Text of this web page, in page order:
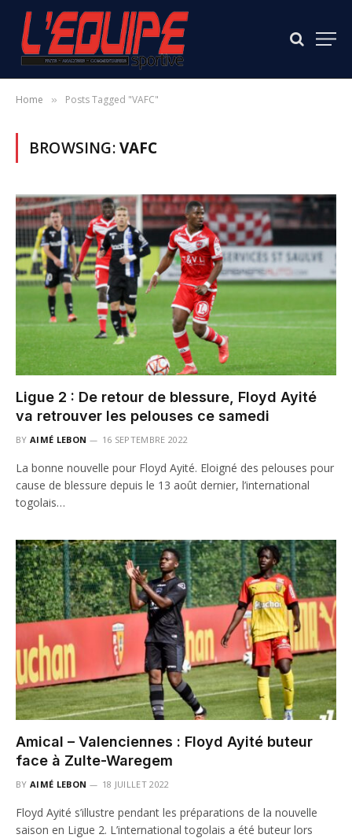
Home » Posts Tagged "VAFC"
BROWSING:VAFC
Ligue 2 : De retour de blessure, Floyd Ayité
va retrouver les pelouses ce samedi
BY AIMÉ LEBON 16 SEPTEMBRE 2022
La bonne nouvelle pour Floyd Ayité. Eloigné des pelouses pour
cause de blessure depuis le 13 août dernier, l’international
togolais…
Amical – Valenciennes : Floyd Ayité buteur
face à Zulte-Waregem
BY AIMÉ LEBON 18 JUILLET 2022
Floyd Ayité s’illustre pendant les préparations de la nouvelle
saison en Ligue 2. L’international togolais a été buteur lors